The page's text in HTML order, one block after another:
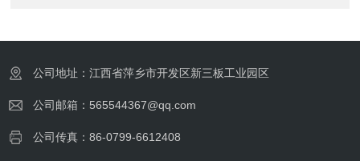
公司地址：江西省萍乡市开发区新三板工业园区
公司邮箱：565544367@qq.com
公司传真：86-0799-6612408